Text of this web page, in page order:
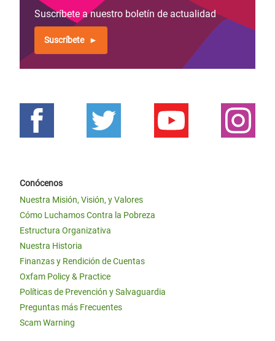
Suscríbete a nuestro boletín de actualidad
Suscríbete
Conócenos
Nuestra Misión, Visión, y Valores
Cómo Luchamos Contra la Pobreza
Estructura Organizativa
Nuestra Historia
Finanzas y Rendición de Cuentas
Oxfam Policy & Practice
Políticas de Prevención y Salvaguardia
Preguntas más Frecuentes
Scam Warning